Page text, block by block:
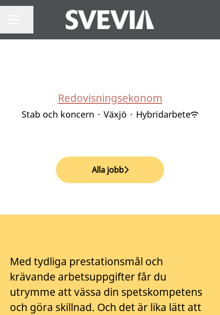
Redovisningsekonom
Stab och koncern · Växjö · Hybridarbete
Alla jobb
Med tydliga prestationsmål och
krävande arbetsuppgifter får du
utrymme att vässa din spetskompetens
och göra skillnad. Och det är lika lätt att